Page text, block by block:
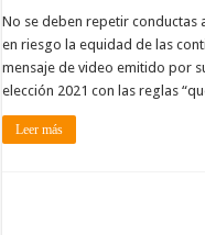
No se deben repetir conductas
en riesgo la equidad de las
mensaje de video emitido por
elección 2021 con las reglas
Leer más